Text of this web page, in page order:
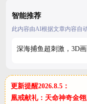
智能推荐
此内容由AI根据文章内容自
深海捕鱼超刺激，3D
更新提醒2026.8.5：
凰戒献礼：天命神奇金翎